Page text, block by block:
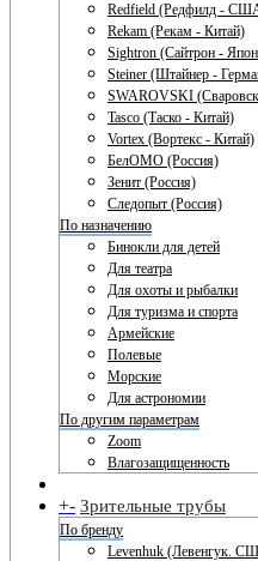
Redfield (Редфилд -
Rekam (Рекам - Китай)
Sightron (Сайтрон -
Steiner (Штайнер -
SWAROVSKI
Tasco (Таско - Китай)
Vortex (Вортекс - Китай)
БелОМО (Россия)
Зенит (Россия)
Следопыт (Россия)
По назначению
Бинокли для детей
Для театра
Для охоты и рыбалки
Для туризма и спорта
Армейские
Полевые
Морские
Для астрономии
По другим параметрам
Zoom
Влагозащищенность
+- Зрительные трубы
По бренду
Levenhuk (Левенгук.